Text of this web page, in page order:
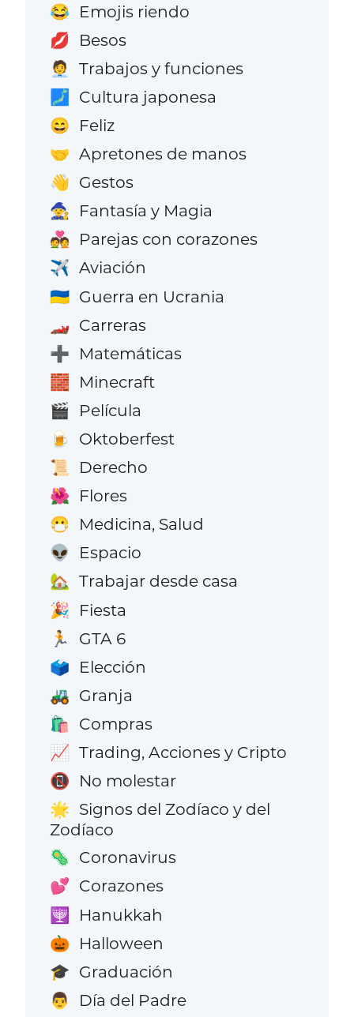
😂 Emojis riendo
💋 Besos
🧑‍💼 Trabajos y funciones
🗾 Cultura japonesa
😄 Feliz
🤝 Apretones de manos
👋 Gestos
🧙 Fantasía y Magia
💑 Parejas con corazones
✈️ Aviación
🇺🇦 Guerra en Ucrania
🏎️ Carreras
➕ Matemáticas
🧱 Minecraft
🎬 Película
🍺 Oktoberfest
📜 Derecho
🌺 Flores
😷 Medicina, Salud
👽 Espacio
🏡 Trabajar desde casa
🎉 Fiesta
🏃 GTA 6
🗳️ Elección
🚜 Granja
🛍️ Compras
📈 Trading, Acciones y Cripto
📵 No molestar
🌟 Signos del Zodíaco y del
Zodíaco
🦠 Coronavirus
💕 Corazones
🕎 Hanukkah
🎃 Halloween
🎓 Graduación
👨 Día del Padre